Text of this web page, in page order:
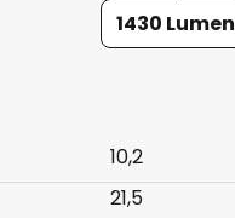
1430 Lumen
10,2
21,5